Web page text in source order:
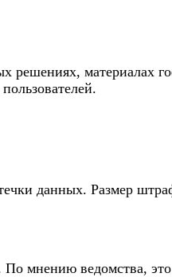
материалах
данных. Размер
мнению ведомства,